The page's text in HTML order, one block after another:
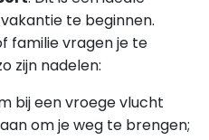
te beginnen.
familie vragen je te
zijn nadelen:
bij een vroege vlucht
om je weg te brengen;